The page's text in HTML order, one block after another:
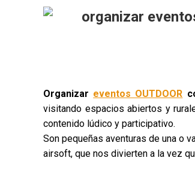
Organizar eventos OUTDOOR
visitando espacios abiertos y
contenido lúdico y participativo.
Son pequeñas aventuras de una o
airsoft, que nos divierten a la vez